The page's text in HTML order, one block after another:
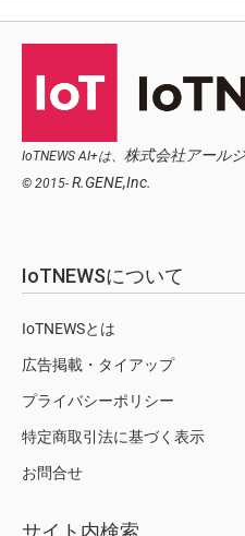
IoTNEWS AI+は、 株式会社アール
© 2015- R.GENE,Inc.
IoTNEWSについて
IoTNEWSとは
広告掲載・タイアップ
プライバシーポリシー
特定商取引法に基づく表示
お問合せ
サイト内検索